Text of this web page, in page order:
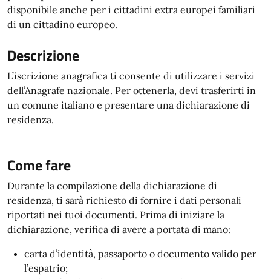
disponibile anche per i cittadini extra europei familiari
di un cittadino europeo.
Descrizione
L’iscrizione anagrafica ti consente di utilizzare i servizi
dell’Anagrafe nazionale. Per ottenerla, devi trasferirti in
un comune italiano e presentare una dichiarazione di
residenza.
Come fare
Durante la compilazione della dichiarazione di
residenza, ti sarà richiesto di fornire i dati personali
riportati nei tuoi documenti. Prima di iniziare la
dichiarazione, verifica di avere a portata di mano:
carta d’identità, passaporto o documento valido per
l’espatrio;